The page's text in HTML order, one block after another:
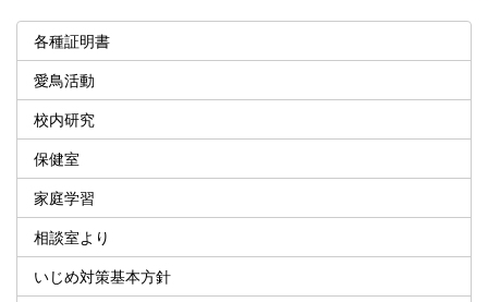
各種証明書
愛鳥活動
校内研究
保健室
家庭学習
相談室より
いじめ対策基本方針